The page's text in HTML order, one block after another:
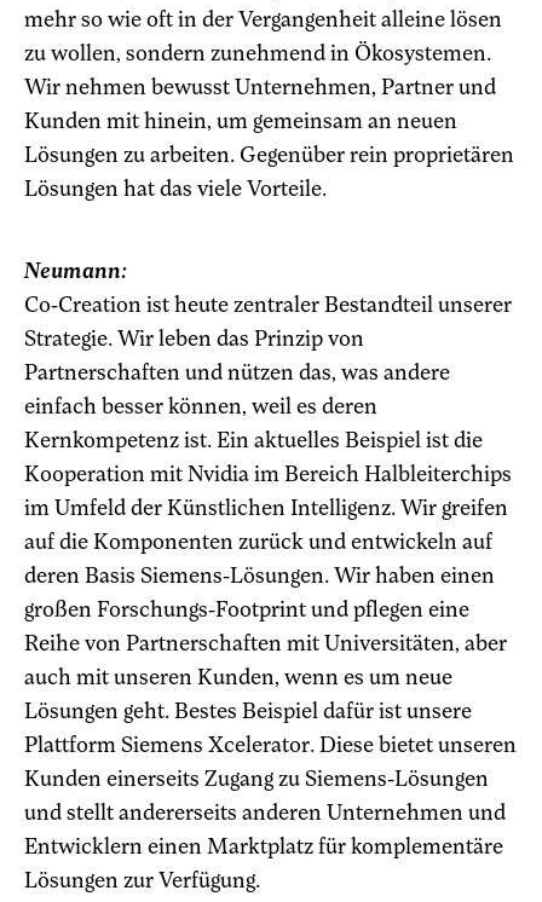
mehr so wie oft in der Vergangenheit alleine lösen
zu wollen, sondern zunehmend in Ökosystemen.
Wir nehmen bewusst Unternehmen, Partner und
Kunden mit hinein, um gemeinsam an neuen
Lösungen zu arbeiten. Gegenüber rein proprietären
Lösungen hat das viele Vorteile.
Neumann:
Co-Creation ist heute zentraler Bestandteil unserer
Strategie. Wir leben das Prinzip von
Partnerschaften und nützen das, was andere
einfach besser können, weil es deren
Kernkompetenz ist. Ein aktuelles Beispiel ist die
Kooperation mit Nvidia im Bereich Halbleiterchips
im Umfeld der Künstlichen Intelligenz. Wir greifen
auf die Komponenten zurück und entwickeln auf
deren Basis Siemens-Lösungen. Wir haben einen
großen Forschungs-Footprint und pflegen eine
Reihe von Partnerschaften mit Universitäten, aber
auch mit unseren Kunden, wenn es um neue
Lösungen geht. Bestes Beispiel dafür ist unsere
Plattform Siemens Xcelerator. Diese bietet unseren
Kunden einerseits Zugang zu Siemens-Lösungen
und stellt andererseits anderen Unternehmen und
Entwicklern einen Marktplatz für komplementäre
Lösungen zur Verfügung.